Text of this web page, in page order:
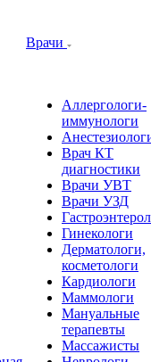
Врачи
Аллергологи-
иммунологи
Врач КТ
диагностики
Врачи УВТ
Врачи УЗД
Гинекологи
Дерматологи,
косметологи
Кардиологи
Маммологи
Мануальные
терапевты
Массажисты